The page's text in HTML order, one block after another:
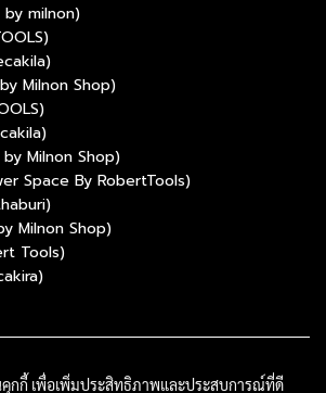
milnon)
Milnon Shop)
Milnon Shop)
Space By RobertTools)
Milnon Shop)
Tools)
คุกกี้ เพื่อเพิ่มประสิทธิภาพและประสบการณ์ที่ดี